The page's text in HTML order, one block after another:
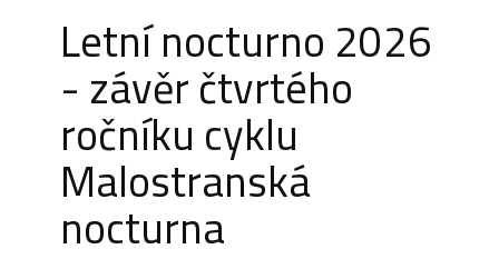
Letní nocturno 2026
- závěr čtvrtého
ročníku cyklu
Malostranská
nocturna